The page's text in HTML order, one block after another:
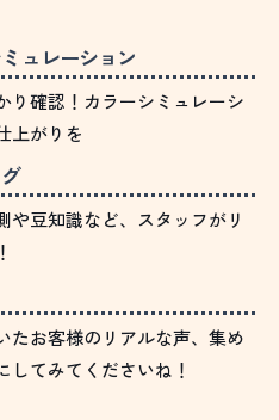
ュレーション
り確認！カラーシミュレーシ
上がりを
や豆知識など、スタッフがリ
たお客様のリアルな声、集め
してみてくださいね！